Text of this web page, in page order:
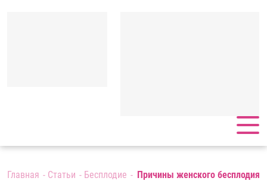
Главная Статьи Бесплодие Причины женского бесплодия